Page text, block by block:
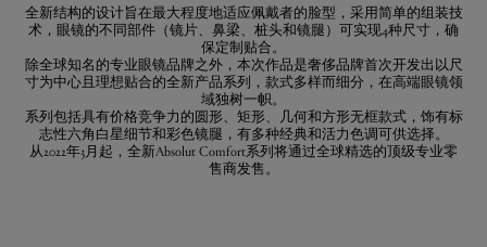
全新结构的设计旨在最大程度地适应佩戴者的脸型，采用简单的组装技
术，眼镜的不同部件（镜片、鼻梁、桩头和镜腿）可实现4种尺寸，确
保定制贴合。
除全球知名的专业眼镜品牌之外，本次作品是奢侈品牌首次开发出以尺
寸为中心且理想贴合的全新产品系列，款式多样而细分，在高端眼镜领
域独树一帜。
系列包括具有价格竞争力的圆形、矩形、几何和方形无框款式，饰有标
志性六角白星细节和彩色镜腿，有多种经典和活力色调可供选择。
从2022年3月起，全新Absolut Comfort系列将通过全球精选的顶级专业零
售商发售。